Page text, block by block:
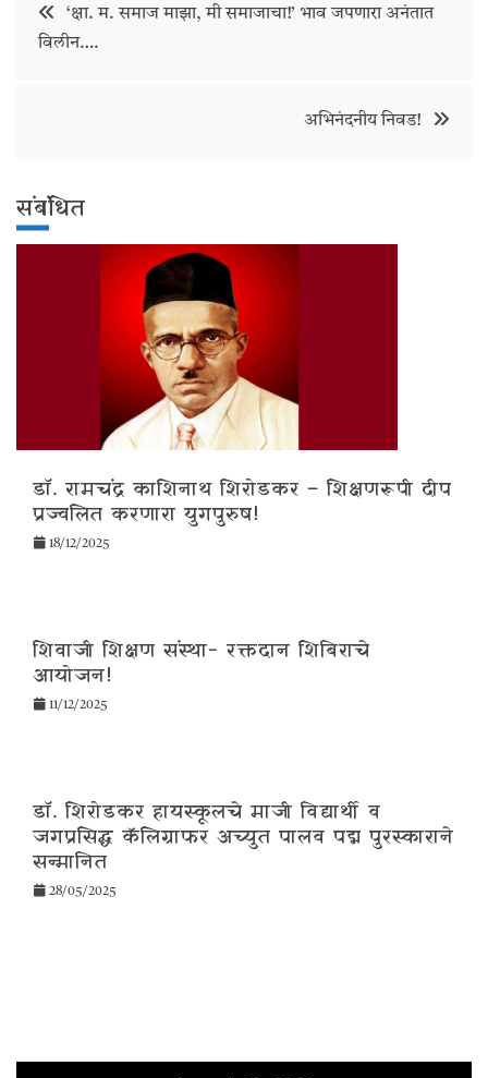
navigation
‘क्षा. म. समाज माझा, मी समाजाचा!’ भाव जपणारा अनंतात
विलीन….
अभिनंदनीय निवड!
संबंधित
डॉ. रामचंद्र काशिनाथ शिरोडकर – शिक्षणरूपी दीप
प्रज्वलित करणारा युगपुरुष!
18/12/2025
शिवाजी शिक्षण संस्था- रक्तदान शिबिराचे
आयोजन!
11/12/2025
डॉ. शिरोडकर हायस्कूलचे माजी विद्यार्थी व
जगप्रसिद्ध कॅलिग्राफर अच्युत पालव पद्म पुरस्काराने
सन्मानित
28/05/2025